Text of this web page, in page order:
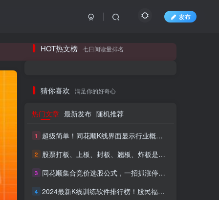
发布
新各大精品创业项目！
HOT热文榜 七日阅读量排名
猜你喜欢 满足你的好奇心
热门文章 最新发布 随机推荐
1 超级简单！同花顺K线界面显示行业概念指标代码图解
2 股票打板、上板、封板、翘板、炸板是什么意思？炒股你必须懂的暗语！
3 同花顺集合竞价选股公式，一招抓涨停让你秒变打板高手！
4 2024最新K线训练软件排行榜！股民福利，十款专业分析工具全揭秘！